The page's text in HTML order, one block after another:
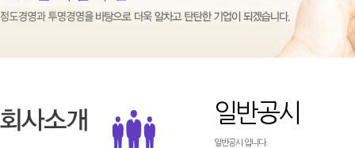
일반공시
일반공시 입니다.